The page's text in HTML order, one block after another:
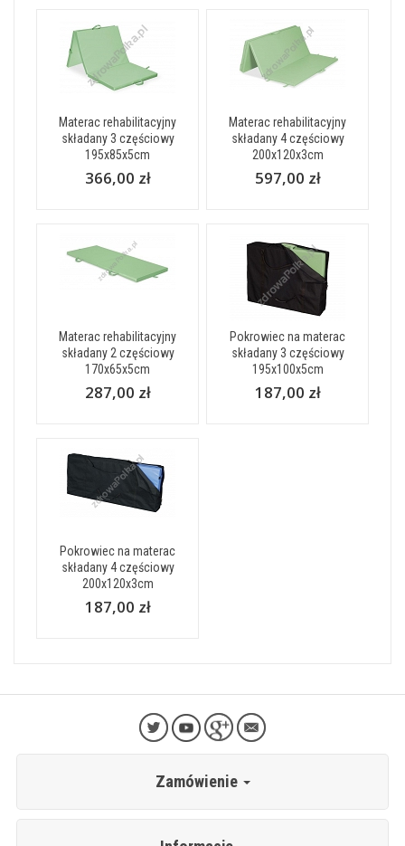
Materac rehabilitacyjny
składany 3 częściowy
195x85x5cm
366,00 zł
Materac rehabilitacyjny
składany 4 częściowy
200x120x3cm
597,00 zł
Materac rehabilitacyjny
składany 2 częściowy
170x65x5cm
287,00 zł
Pokrowiec na materac
składany 3 częściowy
195x100x5cm
187,00 zł
Pokrowiec na materac
składany 4 częściowy
200x120x3cm
187,00 zł
Zamówienie